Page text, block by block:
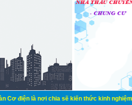
nơi chia sẽ kiến thức kinh nghiệm trong